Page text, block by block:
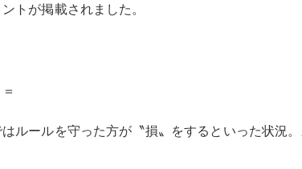
トが掲載されました。
ルールを守った方が〝損〟をするといった状況